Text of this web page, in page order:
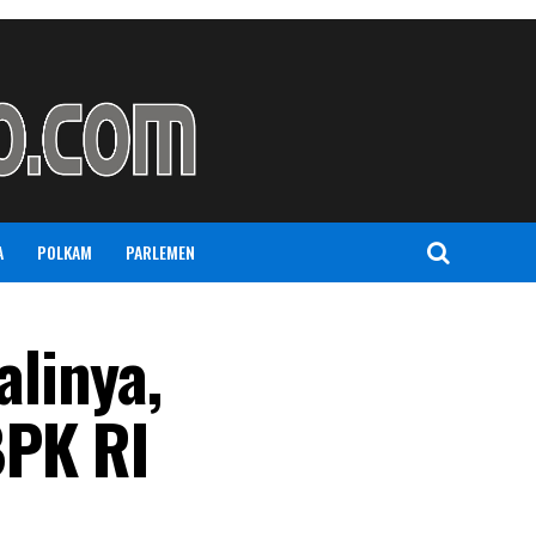
POLKAM PARLEMEN
RI